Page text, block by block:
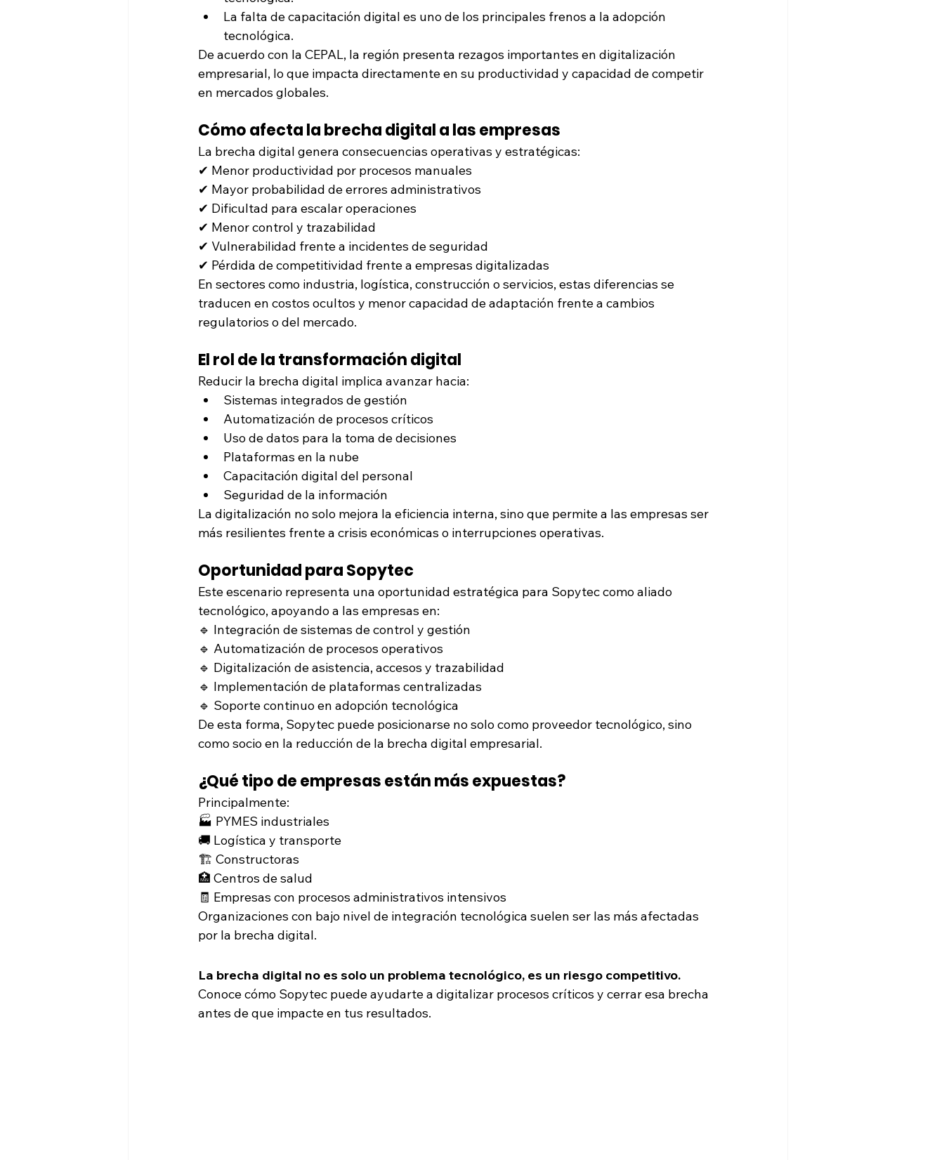
La falta de capacitación digital es uno de los principales frenos a la adopción
tecnológica.
De acuerdo con la CEPAL, la región presenta rezagos importantes en digitalización
empresarial, lo que impacta directamente en su productividad y capacidad de competir
en mercados globales.
Cómo afecta la brecha digital a las empresas
La brecha digital genera consecuencias operativas y estratégicas:
✔ Menor productividad por procesos manuales
✔ Mayor probabilidad de errores administrativos
✔ Dificultad para escalar operaciones
✔ Menor control y trazabilidad
✔ Vulnerabilidad frente a incidentes de seguridad
✔ Pérdida de competitividad frente a empresas digitalizadas
En sectores como industria, logística, construcción o servicios, estas diferencias se
traducen en costos ocultos y menor capacidad de adaptación frente a cambios
regulatorios o del mercado.
El rol de la transformación digital
Reducir la brecha digital implica avanzar hacia:
Sistemas integrados de gestión
Automatización de procesos críticos
Uso de datos para la toma de decisiones
Plataformas en la nube
Capacitación digital del personal
Seguridad de la información
La digitalización no solo mejora la eficiencia interna, sino que permite a las empresas ser
más resilientes frente a crisis económicas o interrupciones operativas.
Oportunidad para Sopytec
Este escenario representa una oportunidad estratégica para Sopytec como aliado
tecnológico, apoyando a las empresas en:
🔹 Integración de sistemas de control y gestión
🔹 Automatización de procesos operativos
🔹 Digitalización de asistencia, accesos y trazabilidad
🔹 Implementación de plataformas centralizadas
🔹 Soporte continuo en adopción tecnológica
De esta forma, Sopytec puede posicionarse no solo como proveedor tecnológico, sino
como socio en la reducción de la brecha digital empresarial.
¿Qué tipo de empresas están más expuestas?
Principalmente:
🏭 PYMES industriales
🚚 Logística y transporte
🏗 Constructoras
🏥 Centros de salud
🧾 Empresas con procesos administrativos intensivos
Organizaciones con bajo nivel de integración tecnológica suelen ser las más afectadas
por la brecha digital.
La brecha digital no es solo un problema tecnológico, es un riesgo competitivo.
Conoce cómo Sopytec puede ayudarte a digitalizar procesos críticos y cerrar esa brecha
antes de que impacte en tus resultados.